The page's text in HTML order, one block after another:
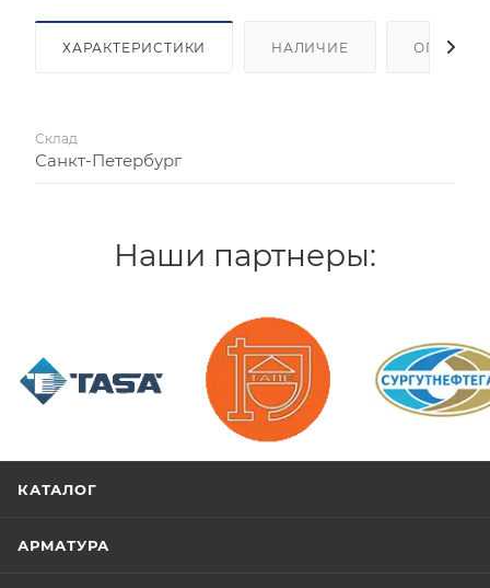
ХАРАКТЕРИСТИКИ НАЛИЧИЕ ОПЛАТА
Склад
Санкт-Петербург
Наши партнеры:
КАТАЛОГ
АРМАТУРА